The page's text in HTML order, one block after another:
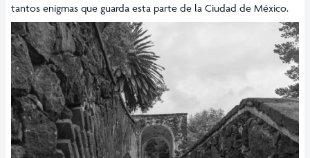
tantos enigmas que guarda esta parte de la Ciudad de México.